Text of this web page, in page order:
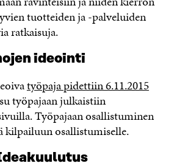
tuotteiden ja -palveluiden
ratkaisuja.
ideointi
työpaja pidettiin 6.11.2015
työpajaan julkaistiin
Työpajaan osallistuminen
kilpailuun osallistumiselle.